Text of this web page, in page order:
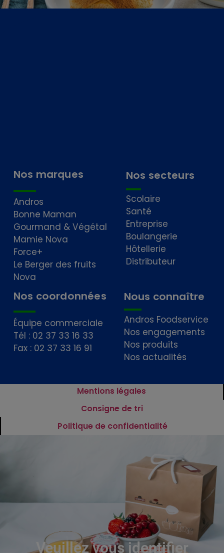
Nos marques
Andros
Bonne Maman
Gourmand & Végétal
Mamie Nova
Force+
Le Berger des fruits
Nova
Nos secteurs
Scolaire
Santé
Entreprise
Boulangerie
Hôtellerie
Distributeur
Nos coordonnées
Équipe commerciale
Tél : 02 37 33 16 33
Fax : 02 37 33 16 91
Nous connaître
Andros Foodservice
Nos engagements
Nos produits
Nos actualités
Mentions légales
Consigne de tri
Politique de confidentialité
Veuillez vous identifier